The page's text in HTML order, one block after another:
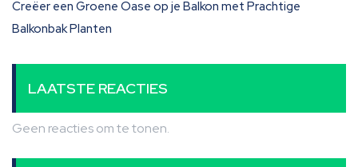
Creëer een Groene Oase op je Balkon met Prachtige
Balkonbak Planten
LAATSTE REACTIES
Geen reacties om te tonen.